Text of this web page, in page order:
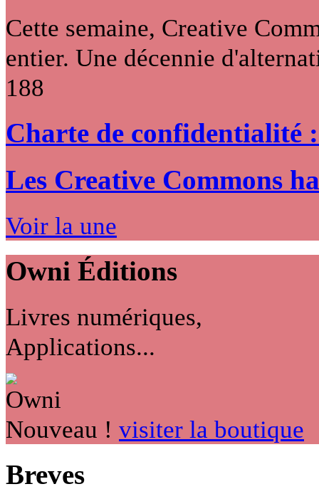
Cette semaine, Creative
entier. Une décennie
188
Charte de confidentialité
Les Creative Commons
Voir la une
Owni Éditions
Livres numériques,
Applications...
Nouveau ! visiter la boutique
Breves